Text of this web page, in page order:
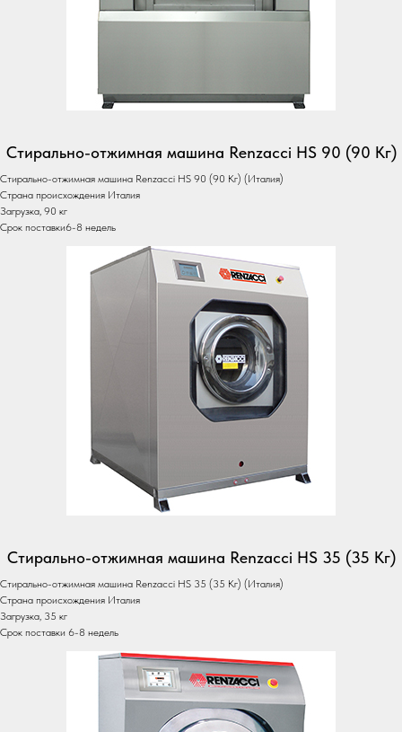
Стирально-отжимная машина Renzacci HS 90 (90 Кг)
Стирально-отжимная машина Renzacci HS 90 (90 Кг) (Италия)
Страна происхождения Италия
Загрузка, 90 кг
Срок поставки6-8 недель
Стирально-отжимная машина Renzacci HS 35 (35 Кг)
Стирально-отжимная машина Renzacci HS 35 (35 Кг) (Италия)
Страна происхождения Италия
Загрузка, 35 кг
Срок поставки 6-8 недель